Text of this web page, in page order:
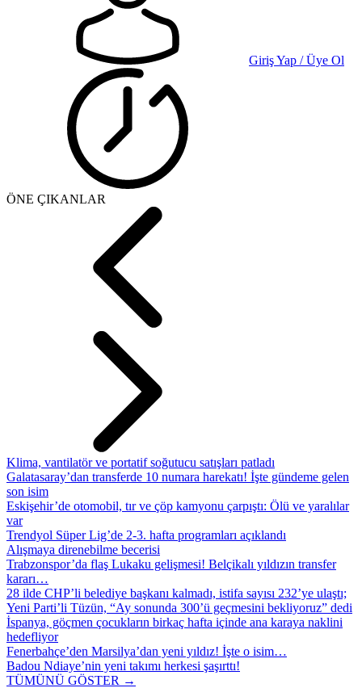
Giriş Yap / Üye Ol
ÖNE ÇIKANLAR
Klima, vantilatör ve portatif soğutucu satışları patladı
Galatasaray’dan transferde 10 numara harekatı! İşte gündeme gelen
son isim
Eskişehir’de otomobil, tır ve çöp kamyonu çarpıştı: Ölü ve yaralılar
var
Trendyol Süper Lig’de 2-3. hafta programları açıklandı
Alışmaya direnebilme becerisi
Trabzonspor’da flaş Lukaku gelişmesi! Belçikalı yıldızın transfer
kararı…
28 ilde CHP’li belediye başkanı kalmadı, istifa sayısı 232’ye ulaştı;
Yeni Parti’li Tüzün, “Ay sonunda 300’ü geçmesini bekliyoruz” dedi
İspanya, göçmen çocukların birkaç hafta içinde ana karaya naklini
hedefliyor
Fenerbahçe’den Marsilya’dan yeni yıldız! İşte o isim…
Badou Ndiaye’nin yeni takımı herkesi şaşırttı!
TÜMÜNÜ GÖSTER →